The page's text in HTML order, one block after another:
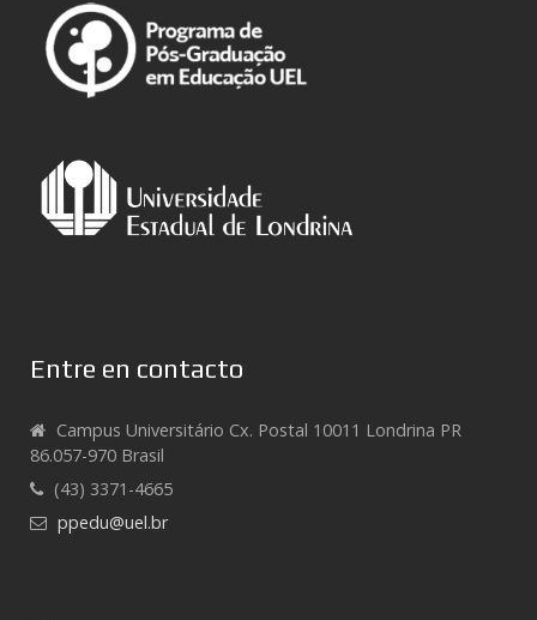
Entre en contacto
Campus Universitário Cx. Postal 10011 Londrina PR
86.057-970 Brasil
(43) 3371-4665
ppedu@uel.br